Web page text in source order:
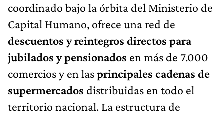
coordinado bajo la órbita del Ministerio de
Capital Humano, ofrece una red de
descuentos y reintegros directos para
jubilados y pensionados en más de 7.000
comercios y en lasprincipales cadenas de
supermercados distribuidas en todo el
territorio nacional. La estructura de